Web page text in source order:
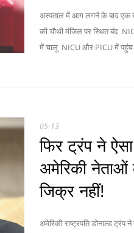
अस्पताल में आग लगने के बाद एक
की चौथी मंजिल पर स्थित बंद
में चालू NICU और PICU में पहुंच
05-13
फिर ट्रंप ने
अमेरिकी नेताओं
जिक्र नहीं!
अमेरिकी राष्‍ट्रपति डोनाल्‍ड ट्रंप